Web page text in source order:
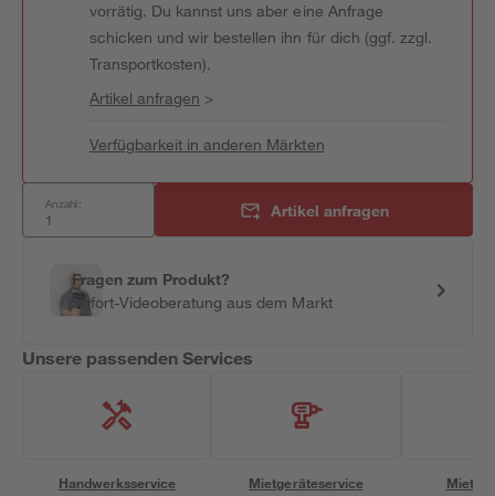
vorrätig. Du kannst uns aber eine Anfrage
schicken und wir bestellen ihn für dich (ggf. zzgl.
Transportkosten).
Artikel anfragen >
Verfügbarkeit in anderen Märkten
Anzahl: Artikel anfragen
Fragen zum Produkt?
Sofort-Videoberatung aus dem Markt
Unsere passenden Services
Handwerksservice Mietgeräteservice